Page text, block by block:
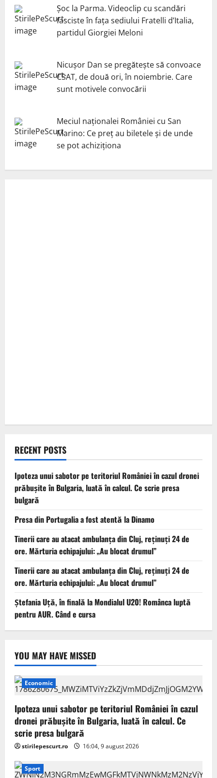
Șoc la Parma. Videoclip cu scandări
fasciste în fața sediului Fratelli d’Italia,
partidul Giorgiei Meloni
Nicuşor Dan se pregăteşte să convoace
CSAT, de două ori, în noiembrie. Care
sunt motivele convocării
Meciul naționalei României cu San
Marino: Ce preț au biletele și de unde
se pot achiziționa
RECENT POSTS
Ipoteza unui sabotor pe teritoriul României în cazul dronei
prăbușite în Bulgaria, luată în calcul. Ce scrie presa
bulgară
Presa din Portugalia a fost atentă la Dinamo
Tinerii care au atacat ambulanța din Cluj, reținuți 24 de
ore. Mărturia echipajului: „Au blocat drumul”
Tinerii care au atacat ambulanța din Cluj, reținuți 24 de
ore. Mărturia echipajului: „Au blocat drumul”
Ștefania Uță, în finală la Mondialul U20! Românca luptă
pentru AUR. Când e cursa
YOU MAY HAVE MISSED
Economic
Ipoteza unui sabotor pe teritoriul României în cazul
dronei prăbușite în Bulgaria, luată în calcul. Ce
scrie presa bulgară
stirilepescurt.ro 16:04, 9 august 2026
Sport